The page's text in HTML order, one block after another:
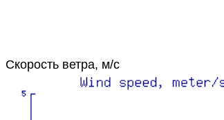
Скорость ветра, м/с